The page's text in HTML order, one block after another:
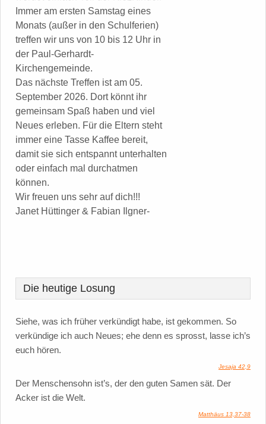
Immer am ersten Samstag eines
Monats (außer in den Schulferien)
treffen wir uns von 10 bis 12 Uhr in
der Paul-Gerhardt-
Kirchengemeinde.
Das nächste Treffen ist am 05.
September 2026. Dort könnt ihr
gemeinsam Spaß haben und viel
Neues erleben. Für die Eltern steht
immer eine Tasse Kaffee bereit,
damit sie sich entspannt unterhalten
oder einfach mal durchatmen
können.
Wir freuen uns sehr auf dich!!!
Janet Hüttinger & Fabian Ilgner-
Die heutige Losung
Siehe, was ich früher verkündigt habe, ist gekommen. So
verkündige ich auch Neues; ehe denn es sprosst, lasse ich’s
euch hören.
Jesaja 42,9
Der Menschensohn ist’s, der den guten Samen sät. Der
Acker ist die Welt.
Matthäus 13,37-38